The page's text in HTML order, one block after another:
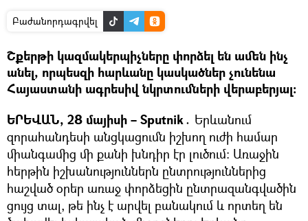
Բաժանորդագրվել
Շքերթի կազմակերպիչները փորձել են ամեն ինչ
անել, որպեսզի հարևանը կասկածներ չունենա
Հայաստանի ագրեսիվ նկրտումների վերաբերյալ:
ԵՐԵՎԱՆ, 28 մայիսի – Sputnik․ Երևանում
զորահանդեսի անցկացումն իշխող ուժի համար
միանգամից մի քանի խնդիր էր լուծում։ Առաջին
հերթին իշխանություններն ընտրություններից
հաշված օրեր առաջ փորձեցին ընտրազանգվածին
ցույց տալ, թե ինչ է արվել բանակում և որտեղ են